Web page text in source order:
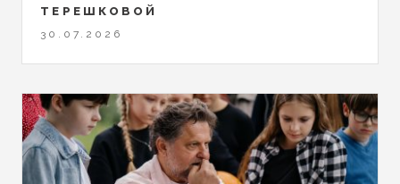
ТЕРЕШКОВОЙ
30.07.2026